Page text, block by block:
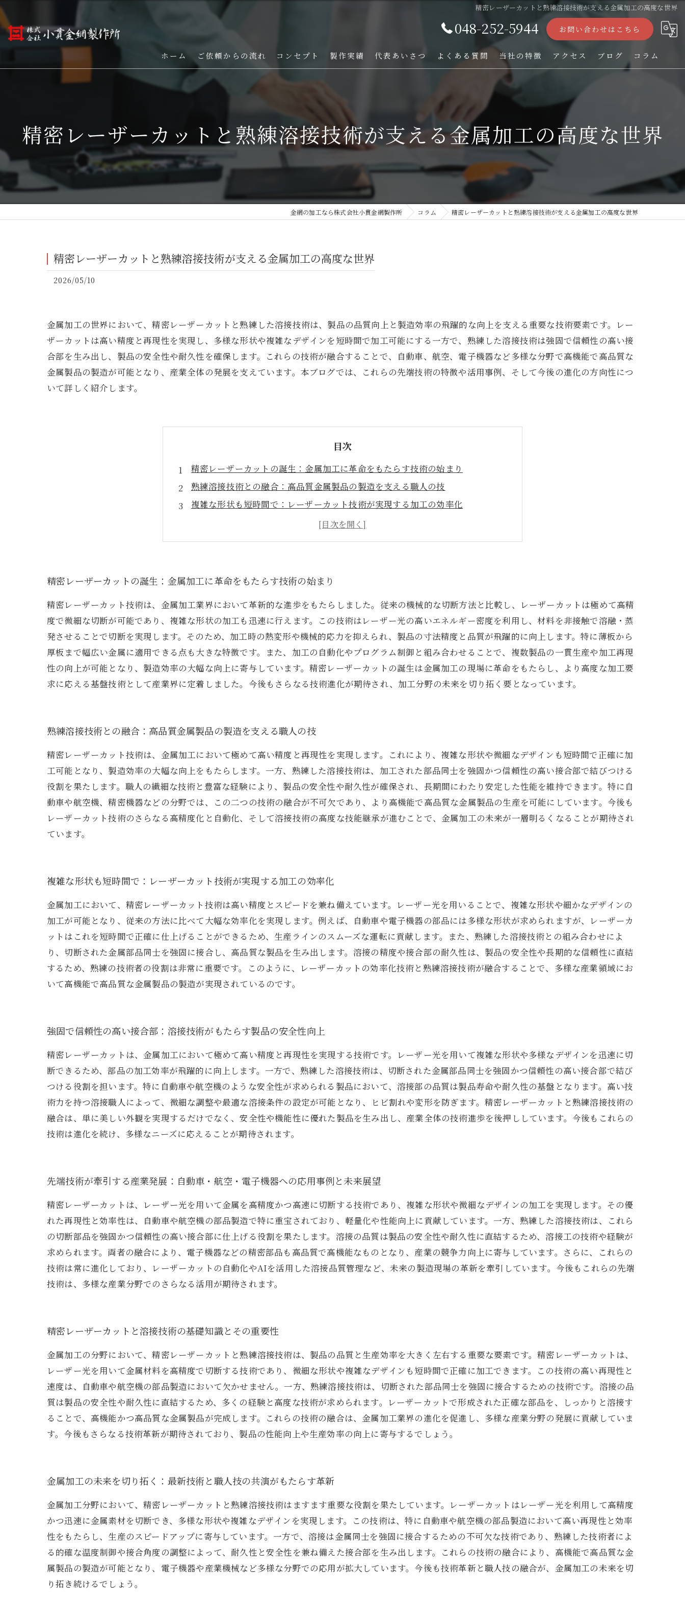
精密レーザーカットと熟練溶接技術が支える金属加工の高度な世界
048-252-5944 お問い合わせはこちら
ホーム ご依頼からの流れ コンセプト 製作実績 代表あいさつ よくある質問 当社の特徴
ストレーナー
パンチング加工
オーダー
TIG溶接
アクセス ブログ コラム
精密レーザーカットと熟練溶接技術が支える金属加工の高度な世界
金網の加工なら株式会社小貫金網製作所 コラム 精密レーザーカットと熟練溶接技術が支える金属加工の高度な世界
精密レーザーカットと熟練溶接技術が支える金属加工の高度な世界
2026/05/10
金属加工の世界において、精密レーザーカットと熟練した溶接技術は、製品の品質向上と製造効率の飛躍的な向上を支える重要な技術要素です。レー
ザーカットは高い精度と再現性を実現し、多様な形状や複雑なデザインを短時間で加工可能にする一方で、熟練した溶接技術は強固で信頼性の高い接
合部を生み出し、製品の安全性や耐久性を確保します。これらの技術が融合することで、自動車、航空、電子機器など多様な分野で高機能で高品質な
金属製品の製造が可能となり、産業全体の発展を支えています。本ブログでは、これらの先端技術の特徴や活用事例、そして今後の進化の方向性につ
いて詳しく紹介します。
目次
精密レーザーカットの誕生：金属加工に革命をもたらす技術の始まり
熟練溶接技術との融合：高品質金属製品の製造を支える職人の技
複雑な形状も短時間で：レーザーカット技術が実現する加工の効率化
強固で信頼性の高い接合部：溶接技術がもたらす製品の安全性向上
先端技術が牽引する産業発展：自動車・航空・電子機器への応用事例と未来展望
金属加工の未来を切り拓く：最新技術と職人技の共演がもたらす革新
精密レーザーカットの誕生：金属加工に革命をもたらす技術の始まり
精密レーザーカット技術は、金属加工業界において革新的な進歩をもたらしました。従来の機械的な切断方法と比較し、レーザーカットは極めて高精
度で微細な切断が可能であり、複雑な形状の加工も迅速に行えます。この技術はレーザー光の高いエネルギー密度を利用し、材料を非接触で溶融・蒸
発させることで切断を実現します。そのため、加工時の熱変形や機械的応力を抑えられ、製品の寸法精度と品質が飛躍的に向上します。特に薄板から
厚板まで幅広い金属に適用できる点も大きな特徴です。また、加工の自動化やプログラム制御と組み合わせることで、複数製品の一貫生産や加工再現
性の向上が可能となり、製造効率の大幅な向上に寄与しています。精密レーザーカットの誕生は金属加工の現場に革命をもたらし、より高度な加工要
求に応える基盤技術として産業界に定着しました。今後もさらなる技術進化が期待され、加工分野の未来を切り拓く要となっています。
熟練溶接技術との融合：高品質金属製品の製造を支える職人の技
精密レーザーカット技術は、金属加工において極めて高い精度と再現性を実現します。これにより、複雑な形状や微細なデザインも短時間で正確に加
工可能となり、製造効率の大幅な向上をもたらします。一方、熟練した溶接技術は、加工された部品同士を強固かつ信頼性の高い接合部で結びつける
役割を果たします。職人の繊細な技術と豊富な経験により、製品の安全性や耐久性が確保され、長期間にわたり安定した性能を維持できます。特に自
動車や航空機、精密機器などの分野では、この二つの技術の融合が不可欠であり、より高機能で高品質な金属製品の生産を可能にしています。今後も
レーザーカット技術のさらなる高精度化と自動化、そして溶接技術の高度な技能継承が進むことで、金属加工の未来が一層明るくなることが期待され
ています。
複雑な形状も短時間で：レーザーカット技術が実現する加工の効率化
金属加工において、精密レーザーカット技術は高い精度とスピードを兼ね備えています。レーザー光を用いることで、複雑な形状や細かなデザインの
加工が可能となり、従来の方法に比べて大幅な効率化を実現します。例えば、自動車や電子機器の部品には多様な形状が求められますが、レーザーカ
ットはこれを短時間で正確に仕上げることができるため、生産ラインのスムーズな運転に貢献します。また、熟練した溶接技術との組み合わせによ
り、切断された金属部品同士を強固に接合し、高品質な製品を生み出します。溶接の精度や接合部の耐久性は、製品の安全性や長期的な信頼性に直結
するため、熟練の技術者の役割は非常に重要です。このように、レーザーカットの効率化技術と熟練溶接技術が融合することで、多様な産業領域にお
いて高機能で高品質な金属製品の製造が実現されているのです。
強固で信頼性の高い接合部：溶接技術がもたらす製品の安全性向上
精密レーザーカットは、金属加工において極めて高い精度と再現性を実現する技術です。レーザー光を用いて複雑な形状や多様なデザインを迅速に切
断できるため、部品の加工効率が飛躍的に向上します。一方で、熟練した溶接技術は、切断された金属部品同士を強固かつ信頼性の高い接合部で結び
つける役割を担います。特に自動車や航空機のような安全性が求められる製品において、溶接部の品質は製品寿命や耐久性の基盤となります。高い技
術力を持つ溶接職人によって、微細な調整や最適な溶接条件の設定が可能となり、ヒビ割れや変形を防ぎます。精密レーザーカットと熟練溶接技術の
融合は、単に美しい外観を実現するだけでなく、安全性や機能性に優れた製品を生み出し、産業全体の技術進歩を後押ししています。今後もこれらの
技術は進化を続け、多様なニーズに応えることが期待されます。
先端技術が牽引する産業発展：自動車・航空・電子機器への応用事例と未来展望
精密レーザーカットは、レーザー光を用いて金属を高精度かつ高速に切断する技術であり、複雑な形状や微細なデザインの加工を実現します。その優
れた再現性と効率性は、自動車や航空機の部品製造で特に重宝されており、軽量化や性能向上に貢献しています。一方、熟練した溶接技術は、これら
の切断部品を強固かつ信頼性の高い接合部に仕上げる役割を果たします。溶接の品質は製品の安全性や耐久性に直結するため、溶接工の技術や経験が
求められます。両者の融合により、電子機器などの精密部品も高品質で高機能なものとなり、産業の競争力向上に寄与しています。さらに、これらの
技術は常に進化しており、レーザーカットの自動化やAIを活用した溶接品質管理など、未来の製造現場の革新を牽引しています。今後もこれらの先端
技術は、多様な産業分野でのさらなる活用が期待されます。
精密レーザーカットと溶接技術の基礎知識とその重要性
金属加工の分野において、精密レーザーカットと熟練溶接技術は、製品の品質と生産効率を大きく左右する重要な要素です。精密レーザーカットは、
レーザー光を用いて金属材料を高精度で切断する技術であり、微細な形状や複雑なデザインも短時間で正確に加工できます。この技術の高い再現性と
速度は、自動車や航空機の部品製造において欠かせません。一方、熟練溶接技術は、切断された部品同士を強固に接合するための技術です。溶接の品
質は製品の安全性や耐久性に直結するため、多くの経験と高度な技術が求められます。レーザーカットで形成された正確な部品を、しっかりと溶接す
ることで、高機能かつ高品質な金属製品が完成します。これらの技術の融合は、金属加工業界の進化を促進し、多様な産業分野の発展に貢献していま
す。今後もさらなる技術革新が期待されており、製品の性能向上や生産効率の向上に寄与するでしょう。
金属加工の未来を切り拓く：最新技術と職人技の共演がもたらす革新
金属加工分野において、精密レーザーカットと熟練溶接技術はますます重要な役割を果たしています。レーザーカットはレーザー光を利用して高精度
かつ迅速に金属素材を切断でき、多様な形状や複雑なデザインを実現します。この技術は、特に自動車や航空機の部品製造において高い再現性と効率
性をもたらし、生産のスピードアップに寄与しています。一方で、溶接は金属同士を強固に接合するための不可欠な技術であり、熟練した技術者によ
る的確な温度制御や接合角度の調整によって、耐久性と安全性を兼ね備えた接合部を生み出します。これらの技術の融合により、高機能で高品質な金
属製品の製造が可能となり、電子機器や産業機械など多様な分野での応用が拡大しています。今後も技術革新と職人技の融合が、金属加工の未来を切
り拓き続けるでしょう。